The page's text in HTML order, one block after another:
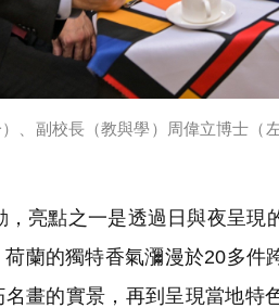
、副校長（教與學）周偉立博士（
亮點之一是透過日與夜呈現
蘭的獨特香氣瀰漫於20多
畫的實景，再到呈現當地特